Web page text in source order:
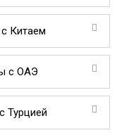
Китаем
с ОАЭ
Турцией